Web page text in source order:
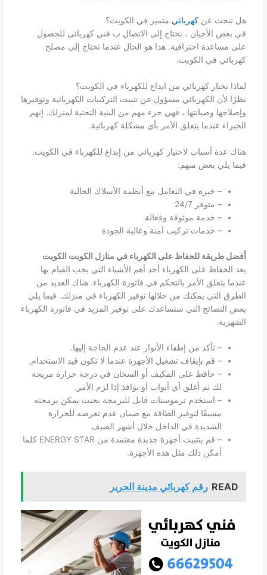
هل تبحث عن كهربائي متميز في الكويت؟
في بعض الأحيان ، نحتاج إلى الاتصال ب فني كهربائى للحصول
على مساعدة احترافية. هذا هو الحال عندما تحتاج إلى مصلح
كهربائي في الكويت.
لماذا تختار كهربائي من ابداع للكهرباء في الكويت؟
نظرًا لأن الكهربائي مسؤول عن تثبيت التركيبات الكهربائية وتوفيرها
وإصلاحها وصيانتها ، فهي جزء مهم من البنية التحتية لمنزلك. إنهم
الخبراء عندما يتعلق الأمر بأي مشكلة كهربائية.
هناك عدة أسباب لاختيار كهربائي من إبداع للكهرباء في الكويت.
فيما يلي بعض منهم:
– خبرة في التعامل مع أنظمة الأسلاك الحالية
– متوفر 24/7
– خدمة موثوقة وفعالة
– خدمات تركيب آمنة وعالية الجودة
أفضل طريقة للحفاظ على الكهرباء في منازل الكويت الكويت
يعد الحفاظ على الكهرباء أحد أهم الأشياء التي يجب القيام بها
عندما يتعلق الأمر بالتحكم في فاتورة الكهرباء. هناك العديد من
الطرق التي يمكنك من خلالها توفير الكهرباء في منزلك. فيما يلي
بعض النصائح التي ستساعدك على توفير المزيد في فاتورة الكهرباء
الشهرية.
– تأكد من إطفاء الأنوار عند عدم الحاجة إليها.
– قم بإيقاف تشغيل الأجهزة عندما لا تكون قيد الاستخدام.
– حافظ على المكيف أو السخان في درجة حرارة مريحة
لك ثم أغلق أي أبواب أو نوافذ إذا لزم الأمر.
– استخدم ترموستات قابل للبرمجة بحيث يمكن برمجته
مسبقًا لتوفير الطاقة مع ضمان عدم تعرضه للحرارة
الشديدة في الداخل خلال أشهر الصيف
– قم بتثبيت أجهزة جديدة معتمدة من ENERGY STAR كلما
أمكن ذلك مثل هذه الأجهزة.
READ رقم كهربائي مدينة الحرير